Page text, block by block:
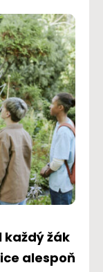
každý žák
alespoň